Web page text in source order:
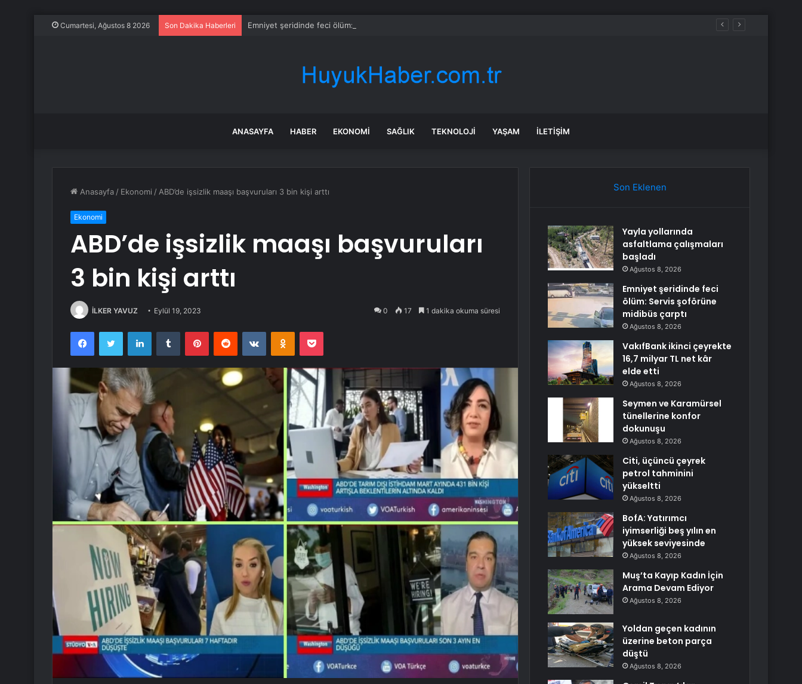
Cumartesi, Ağustos 8 2026 Son Dakika Haberleri Emniyet şeridinde feci ölüm: Servis şoförüne midibüs çarptı
ANASAYFA HABER EKONOMI SAĞLIK TEKNOLOJI YAŞAM İLETIŞIM
Anasayfa / Ekonomi / ABD’de işsizlik maaşı başvuruları 3 bin kişi arttı
Ekonomi
ABD’de işsizlik maaşı başvuruları
3 bin kişi arttı
İLKER YAVUZ Eylül 19, 2023 0 17 1 dakika okuma süresi
FacebookTwitter LinkedInTumblr PinterestReddit VKontakteOdnoklassniki
Pocket
Son Eklenen
Yayla yollarında
asfaltlama çalışmaları
başladı
Ağustos 8, 2026
Emniyet şeridinde feci
ölüm: Servis şoförüne
midibüs çarptı
Ağustos 8, 2026
VakıfBank ikinci çeyrekte
16,7 milyar TL net kâr
elde etti
Ağustos 8, 2026
Seymen ve Karamürsel
tünellerine konfor
dokunuşu
Ağustos 8, 2026
Citi, üçüncü çeyrek
petrol tahminini
yükseltti
Ağustos 8, 2026
BofA: Yatırımcı
iyimserliği beş yılın en
yüksek seviyesinde
Ağustos 8, 2026
Muş’ta Kayıp Kadın İçin
Arama Devam Ediyor
Ağustos 8, 2026
Yoldan geçen kadının
üzerine beton parça
düştü
Ağustos 8, 2026